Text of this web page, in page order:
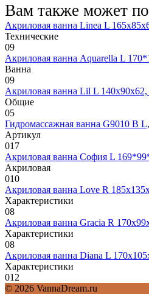
Вам также может
Акриловая ванна Linea L
Технические
09
Акриловая ванна Aquarella L
Ванна
09
Акриловая ванна Lil L
Общие
05
Гидромассажная ванна G9010 B
Артикул
017
Акриловая ванна София L
Акриловая
010
Акриловая ванна Love R
Характеристики
08
Акриловая ванна Gracia R
Характеристики
08
Акриловая ванна Diana L
Характеристики
012
© 2026 VannaDream.ru